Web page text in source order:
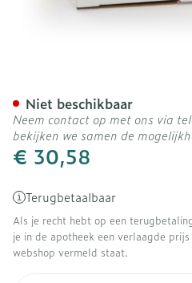
€ 30,58
Terugbetaalbaar
Als je recht hebt op een
je in de apotheek een verlaagde
webshop vermeld staat.
Niet beschikbaar
Neem contact op met ons via
bekijken we samen de